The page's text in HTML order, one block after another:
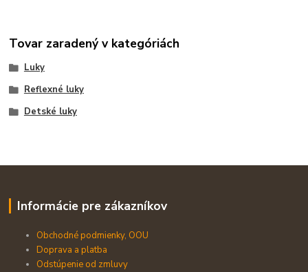
Tovar zaradený v kategóriách
Luky
Reflexné luky
Detské luky
Informácie pre zákazníkov
Obchodné podmienky, OOU
Doprava a platba
Odstúpenie od zmluvy